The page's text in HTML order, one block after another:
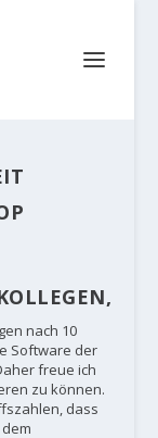
nach 10
Software der
freue ich
zu können.
dass